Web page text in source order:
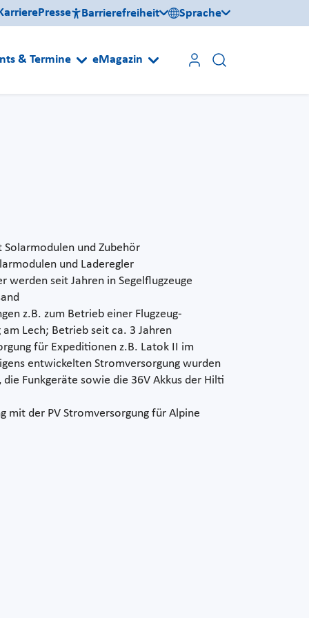
Presse Barrierefreiheit Sprache
& Termine eMagazin
und Zubehör
und Laderegler
werden seit Jahren in Segelflugzeuge
z.B. zum Betrieb einer Flugzeug-
Lech; Betrieb seit ca. 3 Jahren
für Expeditionen z.B. Latok II im
entwickelten Stromversorgung wurden
Funkgeräte sowie die 36V Akkus der Hilti
mit der PV Stromversorgung für Alpine